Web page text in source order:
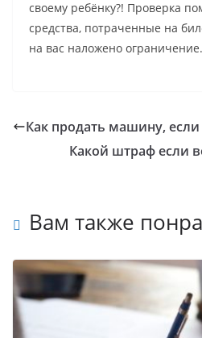
своему ребёнку?! Проверка
средства, потраченные на
на вас наложено ограничение.
Как продать машину, если
Какой штраф если
Вам также